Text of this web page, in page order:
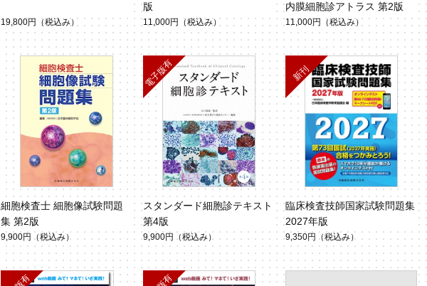
19,800円 （税込み）
版
11,000円 （税込み）
内膜細胞診アトラス 第2版
11,000円 （税込み）
細胞検査士 細胞像試験問題
集 第2版
9,900円 （税込み）
スタンダード細胞診テキスト
第4版
9,900円 （税込み）
臨床検査技師国家試験問題集
2027年版
9,350円 （税込み）